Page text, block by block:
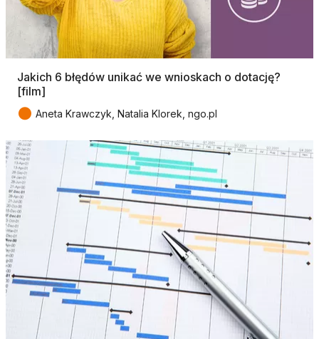
Jakich 6 błędów unikać we wnioskach o dotację?
[film]
● Aneta Krawczyk, Natalia Klorek, ngo.pl